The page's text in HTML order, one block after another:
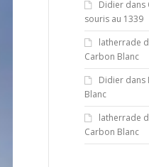
Didierdans
souris au 1339
latherrade
Carbon Blanc
Didierdans
Blanc
latherrade
Carbon Blanc